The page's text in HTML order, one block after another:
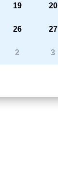
19 20
26 27
2 3